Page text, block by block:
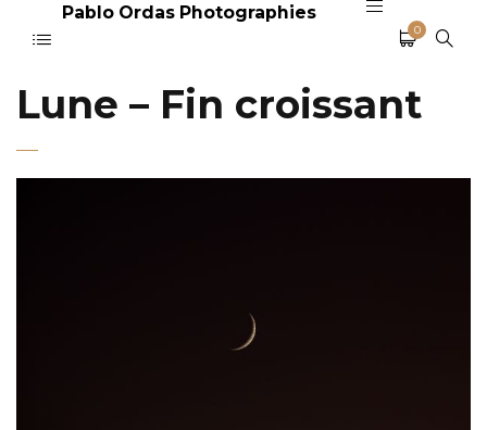
Pablo Ordas Photographies
0
Lune – Fin croissant